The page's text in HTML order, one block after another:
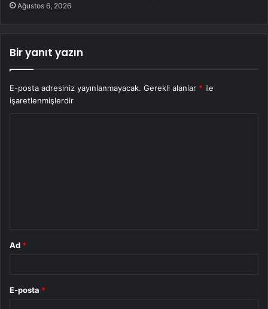
Ağustos 6, 2026
Bir yanıt yazın
E-posta adresiniz yayınlanmayacak. Gerekli alanlar * ile
işaretlenmişlerdir
Ad *
E-posta *